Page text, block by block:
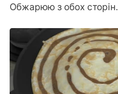
Обжарюю з обох сторін.